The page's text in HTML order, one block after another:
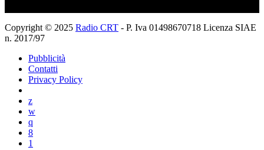
Copyright © 2025 Radio CRT - P. Iva 01498670718 Licenza SIAE
n. 2017/97
Pubblicità
Contatti
Privacy Policy